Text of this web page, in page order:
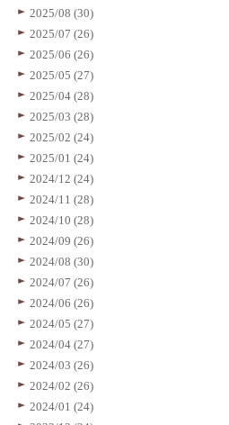
2025/08 (30)
2025/07 (26)
2025/06 (26)
2025/05 (27)
2025/04 (28)
2025/03 (28)
2025/02 (24)
2025/01 (24)
2024/12 (24)
2024/11 (28)
2024/10 (28)
2024/09 (26)
2024/08 (30)
2024/07 (26)
2024/06 (26)
2024/05 (27)
2024/04 (27)
2024/03 (26)
2024/02 (26)
2024/01 (24)